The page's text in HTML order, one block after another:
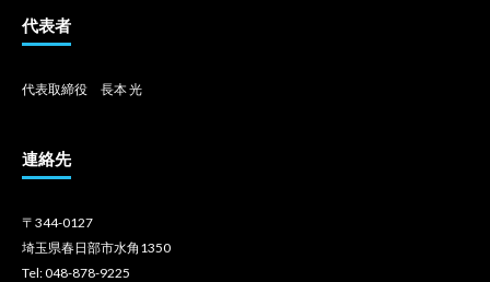
代表者
代表取締役 長本 光
連絡先
〒344-0127
埼玉県春日部市水角1350
Tel: 048-878-9225